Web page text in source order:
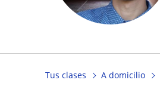
Tus clases A domicilio